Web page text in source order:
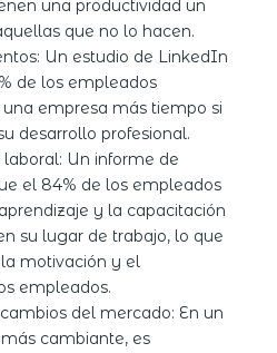
una productividad un
que no lo hacen.
Un estudio de LinkedIn
de los empleados
empresa más tiempo si
desarrollo profesional.
Un informe de
el 84% de los empleados
y la capacitación
su lugar de trabajo, lo que
motivación y el
empleados.
del mercado: En un
cambiante, es